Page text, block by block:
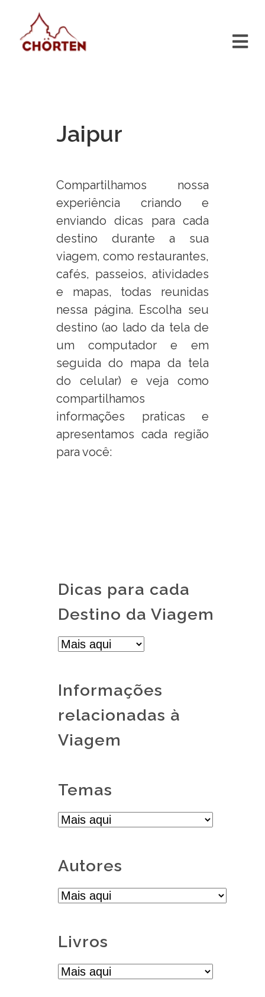
Jaipur
Compartilhamos nossa
experiência criando e
enviando dicas para cada
destino durante a sua
viagem, como restaurantes,
cafés, passeios, atividades
e mapas, todas reunidas
nessa página. Escolha seu
destino (ao lado da tela de
um computador e em
seguida do mapa da tela
do celular) e veja como
compartilhamos
informações praticas e
apresentamos cada região
para você:
Dicas para cada
Destino da Viagem
Informações
relacionadas à
Viagem
Temas
Autores
Livros